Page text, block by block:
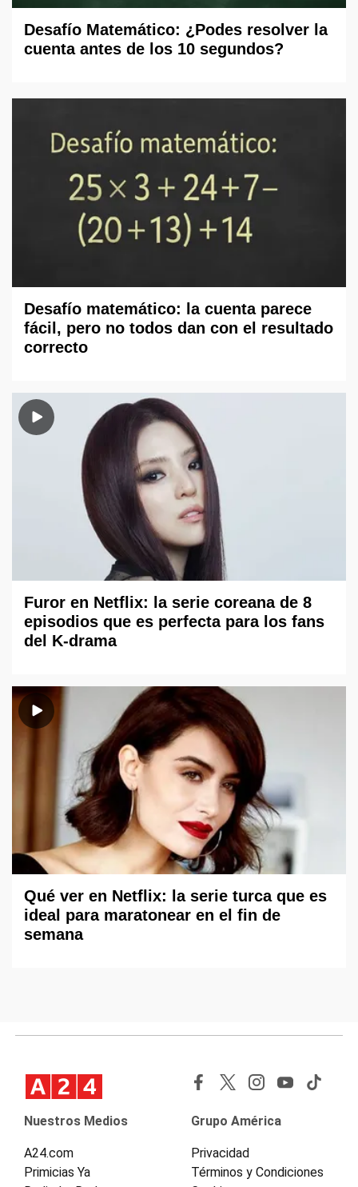
Desafío Matemático: ¿Podes resolver la
cuenta antes de los 10 segundos?
Desafío matemático: la cuenta parece
fácil, pero no todos dan con el resultado
correcto
Furor en Netflix: la serie coreana de 8
episodios que es perfecta para los fans
del K-drama
Qué ver en Netflix: la serie turca que es
ideal para maratonear en el fin de
semana
Nuestros Medios
A24.com
Primicias Ya
Grupo América
Privacidad
Términos y Condiciones